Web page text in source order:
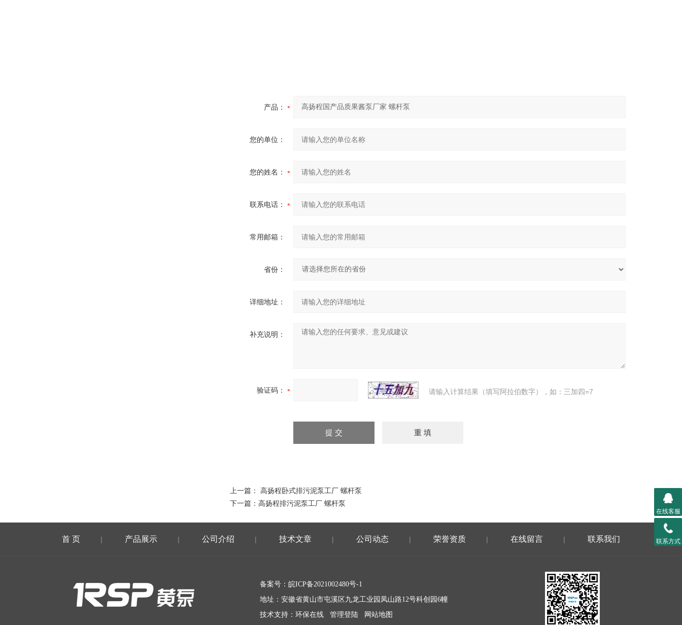
产品：
您的单位：
您的姓名：
联系电话：
常用邮箱：
省份：
详细地址：
补充说明：
验证码： 请输入计算结果（填写阿拉伯数字），如：三加四=7
上一篇： 高扬程卧式排污泥泵工厂 螺杆泵
下一篇： 高扬程排污泥泵工厂 螺杆泵
首 页 | 产品展示 | 公司介绍 | 技术文章 | 公司动态 | 荣誉资质 | 在线留言 | 联系我们
备案号： 皖ICP备2021002480号-1
地址：安徽省黄山市屯溪区九龙工业园凤山路12号科创园6幢
技术支持： 环保在线 管理登陆 网站地图
在线客服
联系方式